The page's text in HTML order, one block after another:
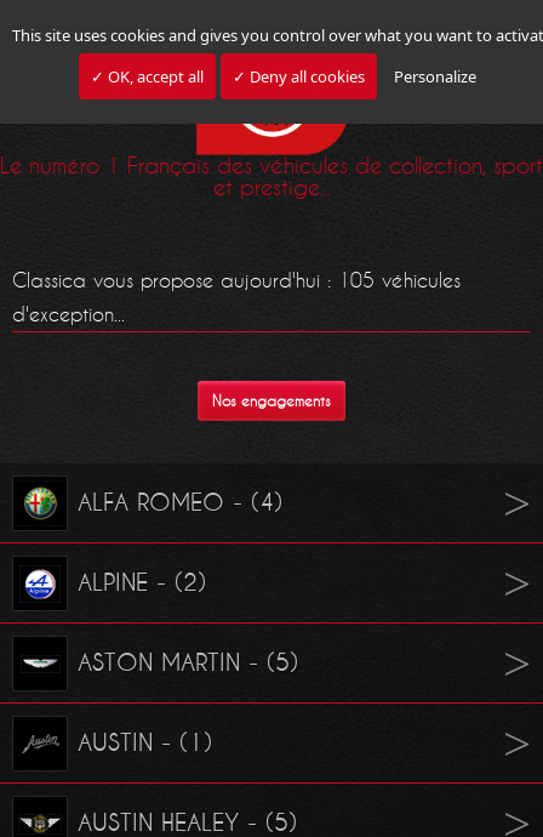
This site uses cookies and gives you control over what you want to
✓ OK, accept all
✓ Deny all cookies Personalize
Le numéro 1 Français des véhicules de collection, sport
et prestige...
Classica vous propose aujourd'hui : 105 véhicules
d'exception...
Nos engagements
ALFA ROMEO - (4)
ALPINE - (2)
ASTON MARTIN - (5)
AUSTIN - (1)
AUSTIN HEALEY - (5)